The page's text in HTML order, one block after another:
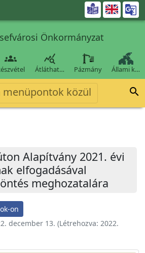

Önkormányzat
 
Átláthat… Pázmány Állami k…
menüpontok közül 
Alapítvány 2021. évi
elfogadásával
meghozatalára
on
december 13. (Létrehozva: 2022.